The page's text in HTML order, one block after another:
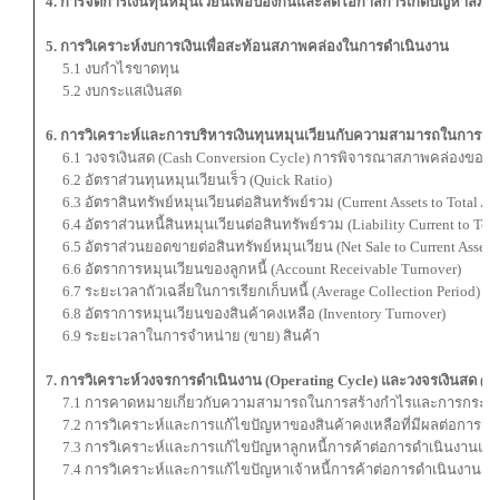
5. การวิเคราะห์งบการเงินเพื่อสะท้อนสภาพคล่องในการดำเนินงาน
5.1 งบกำไรขาดทุน
5.2 งบกระแสเงินสด
6. การวิเคราะห์และการบริหารเงินทุนหมุนเวียนกับความสามารถในการท
6.1 วงจรเงินสด (Cash Conversion Cycle) การพิจารณาสภาพคล่องของ
6.2 อัตราส่วนทุนหมุนเวียนเร็ว (Quick Ratio)
6.3 อัตราสินทรัพย์หมุนเวียนต่อสินทรัพย์รวม (Current Assets to Total
6.4 อัตราส่วนหนี้สินหมุนเวียนต่อสินทรัพย์รวม (Liability Current to Total
6.5 อัตราส่วนยอดขายต่อสินทรัพย์หมุนเวียน (Net Sale to Current Assets)
6.6 อัตราการหมุนเวียนของลูกหนี้ (Account Receivable Turnover)
6.7 ระยะเวลาถัวเฉลี่ยในการเรียกเก็บหนี้ (Average Collection Period)
6.8 อัตราการหมุนเวียนของสินค้าคงเหลือ (Inventory Turnover)
6.9 ระยะเวลาในการจำหน่าย (ขาย) สินค้า
7. การวิเคราะห์วงจรการดำเนินงาน (Operating Cycle) และวงจรเงินสด
7.1 การคาดหมายเกี่ยวกับความสามารถในการสร้างกำไรและการกร
7.2 การวิเคราะห์และการแก้ไขปัญหาของสินค้าคงเหลือที่มีผลต่อการดำ
7.3 การวิเคราะห์และการแก้ไขปัญหาลูกหนี้การค้าต่อการดำเนินงานแล
7.4 การวิเคราะห์และการแก้ไขปัญหาเจ้าหนี้การค้าต่อการดำเนินงานแล